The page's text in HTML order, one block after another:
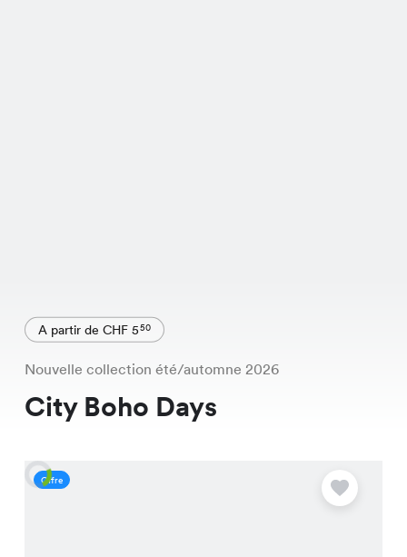
A partir de CHF 550
Nouvelle collection été/automne 2026
City Boho Days
Offre